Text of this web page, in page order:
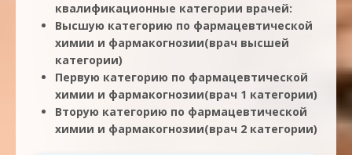
квалификационные категории врачей:
Высшую категорию по фармацевтической
химии и фармакогнозии(врач высшей
категории)
Первую категорию по фармацевтической
химии и фармакогнозии(врач 1 категории)
Вторую категорию по фармацевтической
химии и фармакогнозии(врач 2 категории)